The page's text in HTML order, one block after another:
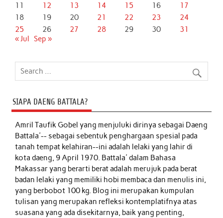
11
12 13 14 15 16
17
18
19 20 21 22 23
24
25
26 27 28 29 30
31
« Jul Sep »
SIAPA DAENG BATTALA?
Amril Taufik Gobelyang menjuluki dirinya sebagai Daeng
Battala'-- sebagai sebentuk penghargaan spesial pada
tanah tempat kelahiran--ini adalah lelaki yang lahir di
kota daeng, 9 April 1970. Battala' dalam Bahasa
Makassar yang berarti berat adalah merujuk pada berat
badan lelaki yang memiliki hobi membaca dan menulis ini,
yang berbobot 100 kg. Blog ini merupakan kumpulan
tulisan yang merupakan refleksi kontemplatifnya atas
suasana yang ada disekitarnya, baik yang penting,